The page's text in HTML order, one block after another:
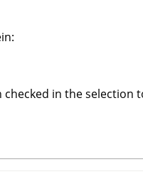
checked in the selection